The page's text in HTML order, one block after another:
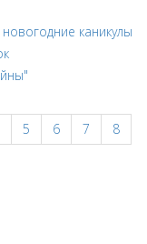
каникулы
5 6 7
8